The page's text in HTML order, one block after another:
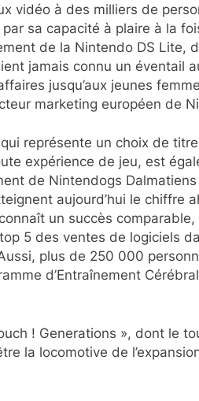
vidéo à des milliers de
sa capacité à plaire à la
de la Nintendo DS Lite,
jamais connu un éventail
jusqu’aux jeunes
marketing européen de
représente un choix de
expérience de jeu, est
de Nintendogs
aujourd’hui le chiffre
un succès
5 des ventes de logiciels
plus de 250 000
d’Entraînement
! Generations », dont le
la locomotive de